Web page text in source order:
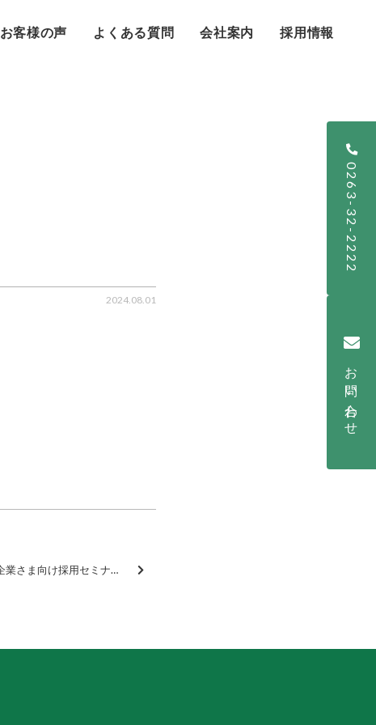
お客様の声 よくある質問 会社案内 採用情報
2024.08.01
【9/12(木)開催】中小企業さま向け採用セミナー 〜Webを活用して求人応募を増やすコツを公開〜
0263-32-2222
お問い合わせ